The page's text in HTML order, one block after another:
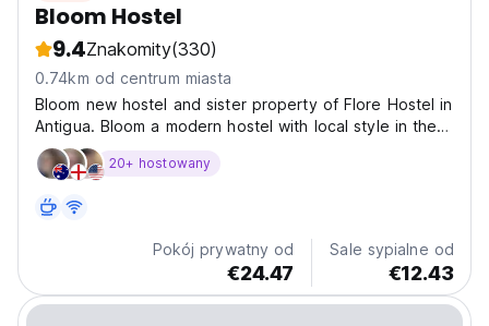
Bloom Hostel
9.4Znakomity(330)
0.74km od centrum miasta
Bloom new hostel and sister property of Flore Hostel in
Antigua. Bloom a modern hostel with local style in the
beautiful colonial city of Antigua Guatemala. Designed
to meet the needs of every type of traveler whether
20+ hostowany
Pokój prywatny od
€24.47
Sale sypialne od
€12.43